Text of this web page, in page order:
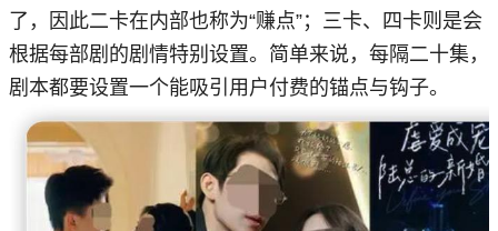
了，因此二卡在内部也称为“赚点”；三卡、四卡则是会
根据每部剧的剧情特别设置。简单来说，每隔二十集，
剧本都要设置一个能吸引用户付费的锚点与钩子。